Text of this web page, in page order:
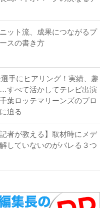
ット流、成果につながるプ
スの書き方
選手にヒアリング！実績、趣
すべて活かしてテレビ出演
葉ロッテマリーンズのプロ
迫る
記者が教える】取材時にメデ
していないのがバレる３つ